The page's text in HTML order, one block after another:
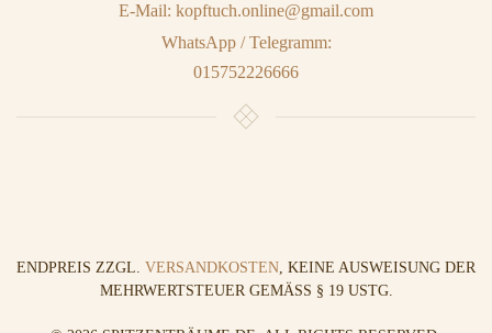
E-Mail: kopftuch.online@gmail.com
WhatsApp / Telegramm:
015752226666
ENDPREIS ZZGL. VERSANDKOSTEN, KEINE AUSWEISUNG DER
MEHRWERTSTEUER GEMÄSS § 19 USTG.